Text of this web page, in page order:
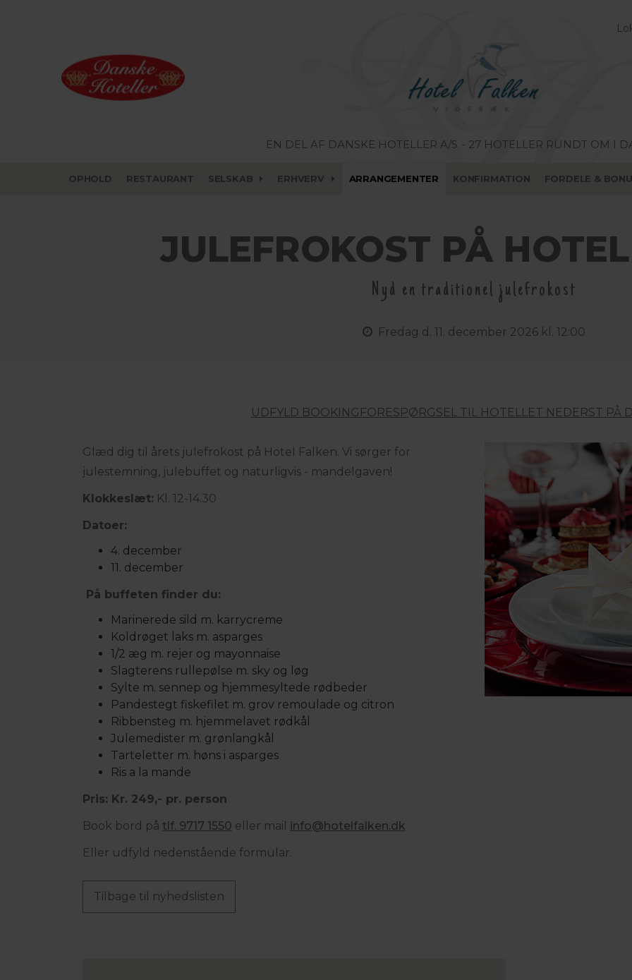
EN DEL AF DANSKE HOTELLER A/S - 27 HOTELLER RUNDT OM I
OPHOLD RESTAURANT SELSKAB ERHVERV ARRANGEMENTER KONFIRMATION FORDELE &
JULEFROKOST PÅ
Nyd en traditionel julefrokost
Fredag d. 11. december 2026 kl. 12:00
UDFYLD BOOKINGFORESPØRGSEL TIL HOTELLET NEDERST PÅ
Glæd dig til årets julefrokost på Hotel Falken. Vi sørger for
julestemning, julebuffet og naturligvis - mandelgaven!
Klokkeslæt: Kl. 12-14.30
Datoer:
4. december
11. december
På buffeten finder du:
Marinerede sild m. karrycreme
Koldrøget laks m. asparges
1/2 æg m. rejer og mayonnaise
Slagterens rullepølse m. sky og løg
Sylte m. sennep og hjemmesyltede rødbeder
Pandestegt fiskefilet m. grov remoulade og citron
Ribbensteg m. hjemmelavet rødkål
Julemedister m. grønlangkål
Tarteletter m. høns i asparges
Ris a la mande
Pris: Kr. 249,- pr. person
Book bord på tlf. 9717 1550 eller mail info@hotelfalken.dk
Eller udfyld nedenstående formular.
Tilbage til nyhedslisten